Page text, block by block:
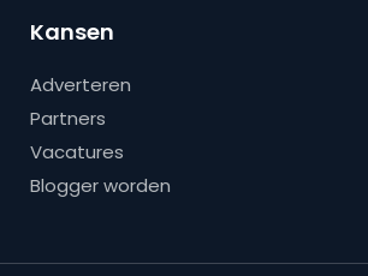
Kansen
Adverteren
Partners
Vacatures
Blogger worden